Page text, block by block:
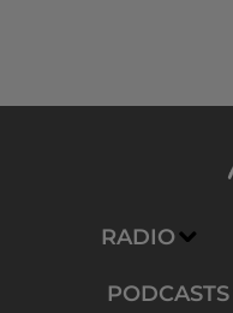
RADIO
PODCASTS